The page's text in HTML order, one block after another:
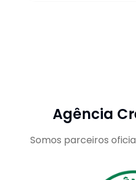
Agência
Somos parceiros